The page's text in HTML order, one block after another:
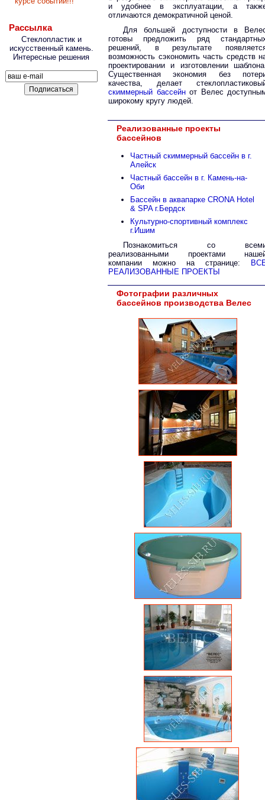
Рассылка
Стеклопластик и
искусственный камень.
Интересные решения
и удобнее в эксплуатации, а
отличаются демократичной ценой.
Для большей доступности в
готовы предложить ряд
решений, в результате
возможность сэкономить часть средств
проектировании и изготовлении
Существенная экономия без
качества, делает
скиммерный бассейнот Велес
широкому кругу людей.
Реализованные проекты
бассейнов
Частный скиммерный бассейн в г.
Алейск
Частный бассейн в г. Камень-на-
Оби
Бассейн в аквапарке CRONA Hotel
& SPA г.Бердск
Культурно-спортивный комплекс
г.Ишим
Познакомиться со
реализованными проектами
компании можно на странице:
РЕАЛИЗОВАННЫЕ ПРОЕКТЫ
Фотографии различных
бассейнов производства Велес